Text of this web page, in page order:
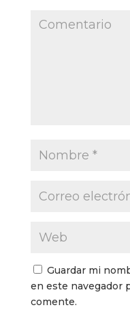
Guardar mi
en este navegador
comente.